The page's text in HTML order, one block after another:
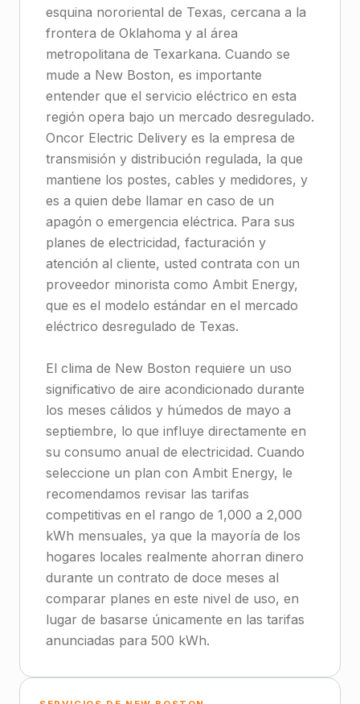
esquina nororiental de Texas, cercana a la
frontera de Oklahoma y al área
metropolitana de Texarkana. Cuando se
mude a New Boston, es importante
entender que el servicio eléctrico en esta
región opera bajo un mercado desregulado.
Oncor Electric Delivery es la empresa de
transmisión y distribución regulada, la que
mantiene los postes, cables y medidores, y
es a quien debe llamar en caso de un
apagón o emergencia eléctrica. Para sus
planes de electricidad, facturación y
atención al cliente, usted contrata con un
proveedor minorista como Ambit Energy,
que es el modelo estándar en el mercado
eléctrico desregulado de Texas.
El clima de New Boston requiere un uso
significativo de aire acondicionado durante
los meses cálidos y húmedos de mayo a
septiembre, lo que influye directamente en
su consumo anual de electricidad. Cuando
seleccione un plan con Ambit Energy, le
recomendamos revisar las tarifas
competitivas en el rango de 1,000 a 2,000
kWh mensuales, ya que la mayoría de los
hogares locales realmente ahorran dinero
durante un contrato de doce meses al
comparar planes en este nivel de uso, en
lugar de basarse únicamente en las tarifas
anunciadas para 500 kWh.